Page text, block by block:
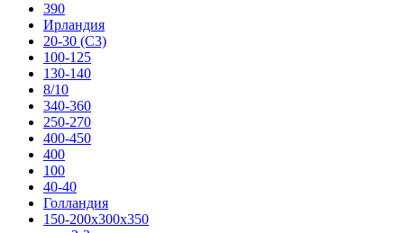
390
Ирландия
20-30 (С3)
100-125
130-140
8/10
340-360
250-270
400-450
400
100
40-40
Голландия
150-200х300х350